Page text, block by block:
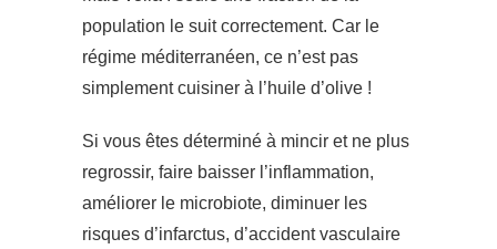
population le suit correctement. Car le
régime méditerranéen, ce n’est pas
simplement cuisiner à l’huile d’olive !
Si vous êtes déterminé à mincir et ne plus
regrossir, faire baisser l’inflammation,
améliorer le microbiote, diminuer les
risques d’infarctus, d’accident vasculaire